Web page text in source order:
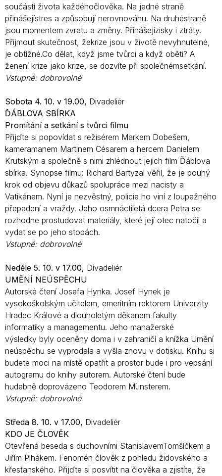
součástí života každéhočlověka. Na jedné straně
přinášejístres a způsobují nerovnováhu. Na druhéstraně
jsou momentem zvratu a změny. Přinášejízisky i ztráty.
Přijmout skutečnost, žekrize jsou v životě nevyhnutelné,
je obtížné.Co dělat, když jsme tvůrci a když oběti? A
ženení krize jako krize, se dozvíte při společnémsetkání.
Vstupné: dobrovolné
Sobota 4. 10. v 19.00, Divadeliér
ĎÁBLOVA SBÍRKA
Promítání a setkání s tvůrci filmu
Přijďte si popovídat s režisérem Markem Dobešem,
kameramanem Martinem Césarem a hercem Danielem
Krutským a společně s nimi zhlédnout jejich film Ďáblova
sbírka. Synopse filmu: Richard Bartyzal věřil, že je pouhý
krok od objevu důkazů spolupráce mezi nacisty a
Vatikánem. Nyní je nezvěstný, policie ho viní z loupežného
přepadení a vraždy. Jeho osmnáctiletá dcera Petra se
rozhodne prostudovat materiály, které její otec natočil a
vydat se po jeho stopách.
Vstupné: dobrovolné
Neděle 5. 10. v 17.00, Divadeliér
UMĚNÍ NEÚSPĚCHU
Autorské čtení Josefa Hynka. Josef Hynek je
vysokoškolským učitelem, emeritním rektorem Univerzity
Hradec Králové a dlouholetým děkanem fakulty
informatiky a managementu. Jeho manažerské
výsledky byly oceněny doma i v zahraničí a knížka Umění
neúspěchu se vyprodala a vyšla znovu v dotisku. Knihu si
budete moci na místě opatřit a prostor bude i pro vepsání
autogramu do knihy autorem. Autorské čtení bude
hudebně doprovázeno Teodorem Münsterem.
Vstupné: dobrovolné
Středa 8. 10. v 17.00, Divadeliér
KDO JE ČLOVĚK
Otevřená beseda s duchovními StanislavemTomšíčkem a
Jiřím Plhákem. Fenomén člověk z pohledu židovského a
křesťanského. Přijďte si posvítit na člověka a zjistíte, že